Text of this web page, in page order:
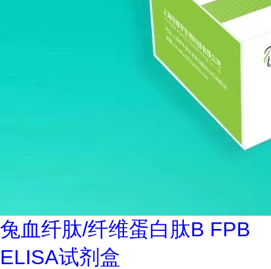
兔血纤肽/纤维蛋白肽B FPB
ELISA试剂盒